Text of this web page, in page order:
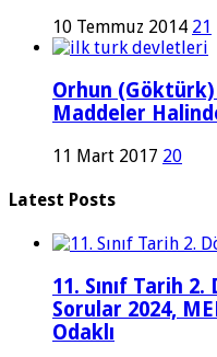
10 Temmuz 2014 21
Orhun
Maddeler
11 Mart 2017 20
Latest Posts
11. Sınıf Tarih 2.
Sorular 2024,
Odaklı